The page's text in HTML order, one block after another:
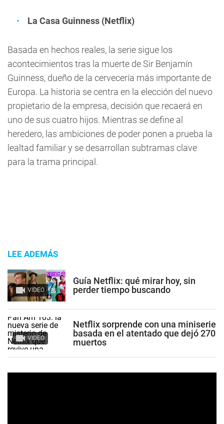
La Casa Guinness (Netflix)
Basada en hechos reales, la serie sigue los
acontecimientos tras la muerte de Sir Benjamín
Guinness, dueño de la cervecería más importante de
Europa. La historia se centra en la elección del nuevo
propietario de la empresa, decisión que recaerá en
uno de sus cuatro hijos. Mientras se define al
heredero, las ambiciones de poder ponen a prueba la
lealtad familiar y se desarrollan subtramas clave
para la trama principal.
LEE ADEMÁS
VIDEO
Guía Netflix: qué mirar hoy, sin
perder tiempo buscando
VIDEO
Netflix sorprende con una miniserie
basada en el atentado que dejó 270
muertos